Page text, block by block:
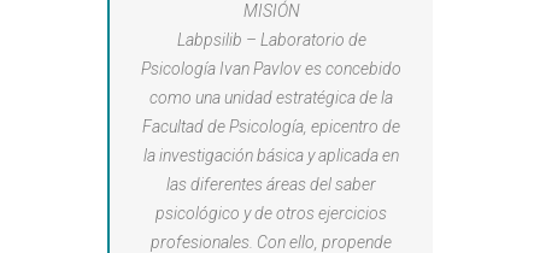
MISIÓN
Labpsilib – Laboratorio de
Psicología Ivan Pavlov es concebido
como una unidad estratégica de la
Facultad de Psicología, epicentro de
la investigación básica y aplicada en
las diferentes áreas del saber
psicológico y de otros ejercicios
profesionales. Con ello, propende